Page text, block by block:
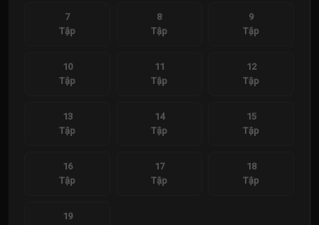
7
Tập
8
Tập
9
Tập
10
Tập
11
Tập
12
Tập
13
Tập
14
Tập
15
Tập
16
Tập
17
Tập
18
Tập
19